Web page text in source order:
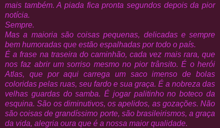
mais também. A piada fica pronta segundos depois da pior
notícia.
Sempre.
Mas a maioria são coisas pequenas, delicadas e sempre
bem humoradas que estão espalhadas por todo o país.
É a frase na traseira do caminhão, cada vez mais rara, que
nos faz abrir um sorriso mesmo no pior trânsito. É o herói
Atlas, que por aqui carrega um saco imenso de bolas
coloridas pelas ruas, seu fardo e sua graça. É a nobreza das
velhas guardas do samba. É jogar palitinho no boteco da
esquina. São os diminutivos, os apelidos, as gozações. Não
são coisas de grandíssimo porte, são brasileirismos, a graça
da vida, alegria oura que é a nossa maior qualidade.